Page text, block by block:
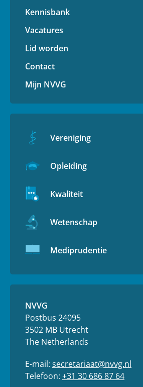
Kennisbank
Vacatures
Lid worden
Contact
Mijn NVVG
Vereniging
Opleiding
Kwaliteit
Wetenschap
Mediprudentie
NVVG
Postbus 24095
3502 MB Utrecht
The Netherlands
E-mail: secretariaat@nvvg.nl
Telefoon: +31 30 686 87 64